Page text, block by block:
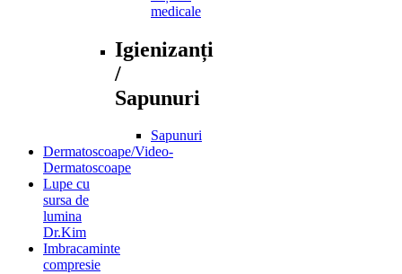
medicale
Igienizanți
/
Sapunuri
Sapunuri
Dermatoscoape/Video-
Dermatoscoape
Lupe cu
sursa de
lumina
Dr.Kim
Imbracaminte
compresie